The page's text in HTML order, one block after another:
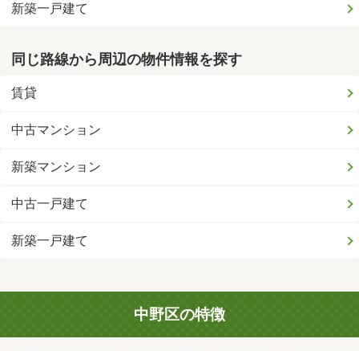
新築一戸建て
同じ路線から周辺の物件情報を探す
賃貸
中古マンション
新築マンション
中古一戸建て
新築一戸建て
中野区の特徴